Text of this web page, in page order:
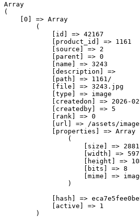
Array
(
    [0] => Array
        (
            [id] => 42167
            [product_id] => 1161
            [source] => 2
            [parent] => 0
            [name] => 3243
            [description] =>
            [path] => 1161/
            [file] => 3243.jpg
            [type] => image
[createdon] => 2026-
            [createdby] => 5
            [rank] => 0
[url] => /assets/
            [properties] => Array
                (
[size] =>
                    [width] => 597
[height] =>
                    [bits] => 8
[mime] =>
                )
[hash] =>
            [active] => 1
        )